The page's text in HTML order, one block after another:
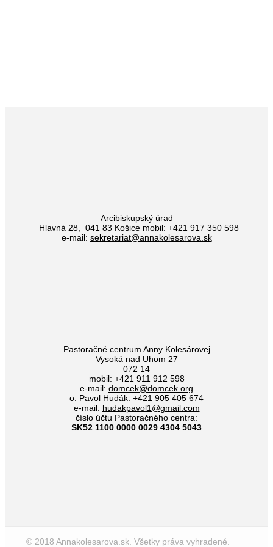
Arcibiskupský úrad
Hlavná 28, 041 83 Košice mobil: +421 917 350 598
e-mail: sekretariat@annakolesarova.sk
Pastoračné centrum Anny Kolesárovej
Vysoká nad Uhom 27
072 14
mobil: +421 911 912 598
e-mail: domcek@domcek.org
o. Pavol Hudák: +421 905 405 674
e-mail: hudakpavol1@gmail.com
číslo účtu Pastoračného centra:
SK52 1100 0000 0029 4304 5043
© 2018 Annakolesarova.sk. Všetky práva vyhradené.